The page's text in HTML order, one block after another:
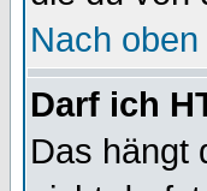
Nach oben
Darf ich
Das hängt